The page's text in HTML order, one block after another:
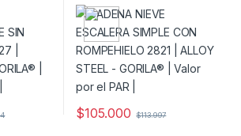
$105.000 $113.997